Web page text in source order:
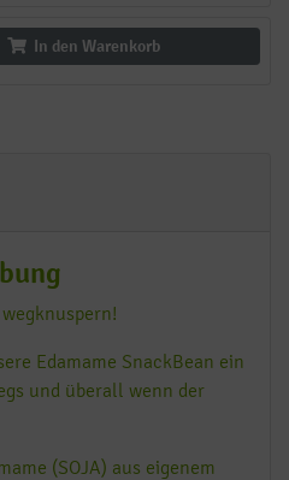
In den Warenkorb
Edamame SnackBean ein
und überall wenn der
(SOJA) aus eigenem